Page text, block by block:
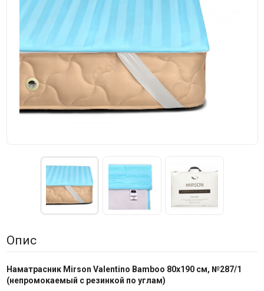
Опис
Наматрасник Mirson Valentino Bamboo 80x190 см, №287/1
(непромокаемый с резинкой по углам)